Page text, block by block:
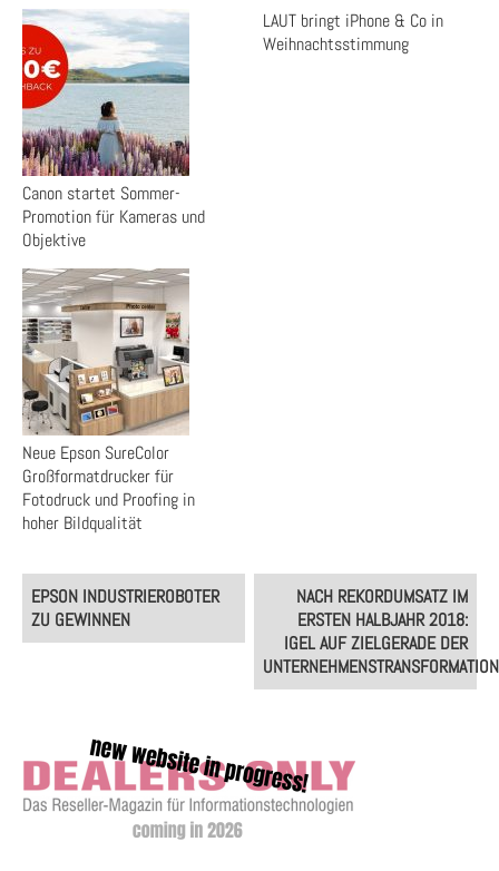
Canon startet Sommer-
Promotion für Kameras und
Objektive
LAUT bringt iPhone & Co in
Weihnachtsstimmung
Neue Epson SureColor
Großformatdrucker für
Fotodruck und Proofing in
hoher Bildqualität
Post
navigation
EPSON INDUSTRIEROBOTER
ZU GEWINNEN
NACH REKORDUMSATZ IM
ERSTEN HALBJAHR 2018:
IGEL AUF ZIELGERADE DER
UNTERNEHMENSTRANSFORMATION